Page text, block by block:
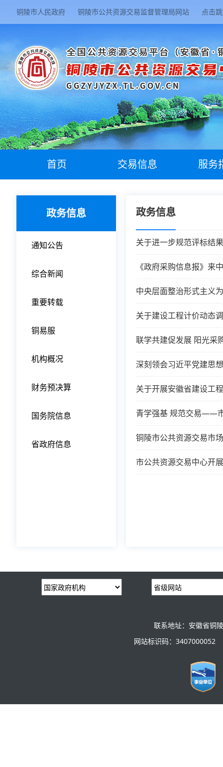
铜陵市人民政府 铜陵市公共资源交易监督管理局网站 点击
首页 交易信息 服务
政务信息
通知公告
综合新闻
重要转载
铜易服
机构概况
财务预决算
国务院信息
省政府信息
政务信息
关于进一步规范评标结
《政府采购信息报》来
关于建设工程计价动态
联学共建促发展 阳光采
深刻领会习近平党建思
关于开展安徽省建设工
青学强基 规范交易——
铜陵市公共资源交易市
市公共资源交易中心开
联系地址：安徽省铜
网站标识码：3407000052